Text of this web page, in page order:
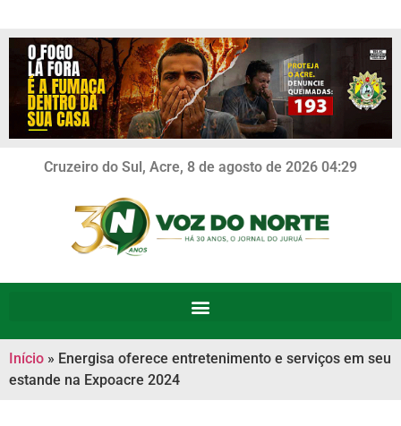
Cruzeiro do Sul, Acre, 8 de agosto de 2026 04:29
Início » Energisa oferece entretenimento e serviços em seu
estande na Expoacre 2024